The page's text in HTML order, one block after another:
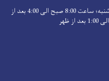
اوقات کاری: از شنبه الی ‍چهار شنبه؛ ساعت 8:00 صبح الی 4:00 بعد از